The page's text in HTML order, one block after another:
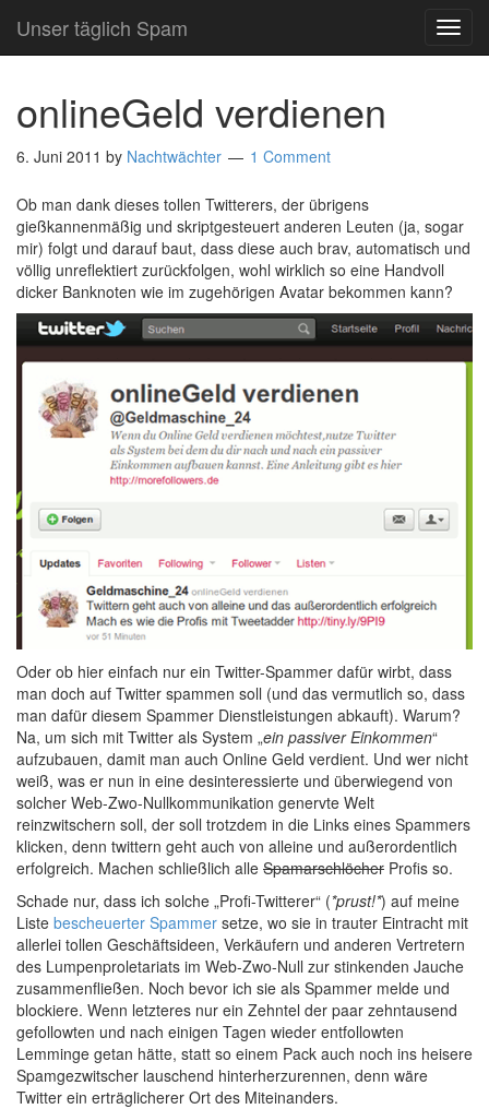
Unser täglich Spam
onlineGeld verdienen
6. Juni 2011 by Nachtwächter 1 Comment
Ob man dank dieses tollen Twitterers, der übrigens
gießkannenmäßig und skriptgesteuert anderen Leuten (ja, sogar
mir) folgt und darauf baut, dass diese auch brav, automatisch und
völlig unreflektiert zurückfolgen, wohl wirklich so eine Handvoll
dicker Banknoten wie im zugehörigen Avatar bekommen kann?
Oder ob hier einfach nur ein Twitter-Spammer dafür wirbt, dass
man doch auf Twitter spammen soll (und das vermutlich so, dass
man dafür diesem Spammer Dienstleistungen abkauft). Warum?
Na, um sich mit Twitter als System „ein passiver Einkommen“
aufzubauen, damit man auch Online Geld verdient. Und wer nicht
weiß, was er nun in eine desinteressierte und überwiegend von
solcher Web-Zwo-Nullkommunikation genervte Welt
reinzwitschern soll, der soll trotzdem in die Links eines Spammers
klicken, denn twittern geht auch von alleine und außerordentlich
erfolgreich. Machen schließlich alle Spamarschlöcher Profis so.
Schade nur, dass ich solche „Profi-Twitterer“ (*prust!*) auf meine
Liste bescheuerter Spammer setze, wo sie in trauter Eintracht mit
allerlei tollen Geschäftsideen, Verkäufern und anderen Vertretern
des Lumpenproletariats im Web-Zwo-Null zur stinkenden Jauche
zusammenfließen. Noch bevor ich sie als Spammer melde und
blockiere. Wenn letzteres nur ein Zehntel der paar zehntausend
gefollowten und nach einigen Tagen wieder entfollowten
Lemminge getan hätte, statt so einem Pack auch noch ins heisere
Spamgezwitscher lauschend hinterherzurennen, denn wäre
Twitter ein erträglicherer Ort des Miteinanders.